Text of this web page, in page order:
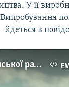
У її
йдеться в
Порошенко взяв участь у запуску нової української ракети